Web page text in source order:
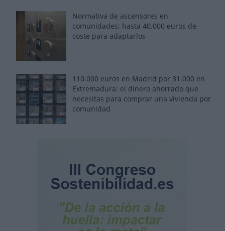
Normativa de ascensores en
comunidades: hasta 40.000 euros de
coste para adaptarlos
110.000 euros en Madrid por 31.000 en
Extremadura: el dinero ahorrado que
necesitas para comprar una vivienda por
comunidad